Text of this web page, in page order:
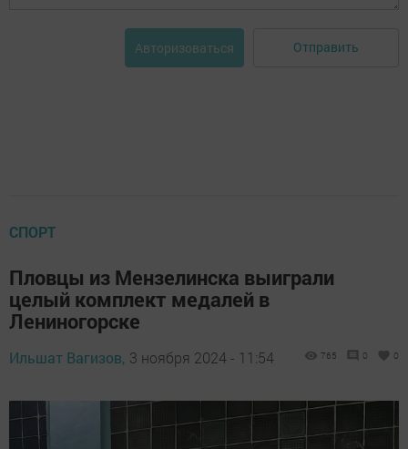
Авторизоваться Отправить
СПОРТ
Пловцы из Мензелинска выиграли
целый комплект медалей в
Лениногорске
Ильшат Вагизов, 3 ноября 2024 - 11:54 765 0 0